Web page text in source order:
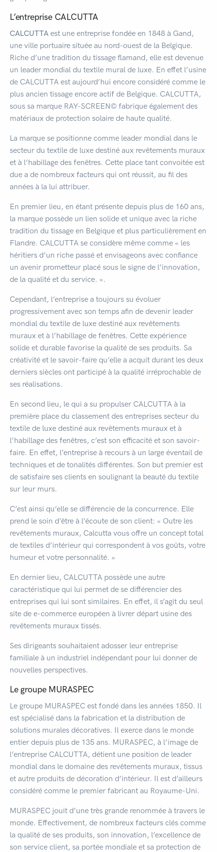
L’entreprise CALCUTTA
CALCUTTA est une entreprise fondée en 1848 à Gand,
une ville portuaire située au nord-ouest de la Belgique.
Riche d’une tradition du tissage flamand, elle est devenue
un leader mondial du textile mural de luxe. En effet l’usine
de CALCUTTA est aujourd’hui encore considéré comme le
plus ancien tissage encore actif de Belgique. CALCUTTA,
sous sa marque RAY-SCREEN© fabrique également des
matériaux de protection solaire de haute qualité.
La marque se positionne comme leader mondial dans le
secteur du textile de luxe destiné aux revêtements muraux
et à l’habillage des fenêtres. Cette place tant convoitée est
due a de nombreux facteurs qui ont réussit, au fil des
années à la lui attribuer.
En premier lieu, en étant présente depuis plus de 160 ans,
la marque possède un lien solide et unique avec la riche
tradition du tissage en Belgique et plus particulièrement en
Flandre. CALCUTTA se considère même comme « les
héritiers d’un riche passé et envisageons avec confiance
un avenir prometteur placé sous le signe de l’innovation,
de la qualité et du service. ».
Cependant, l’entreprise a toujours su évoluer
progressivement avec son temps afin de devenir leader
mondial du textile de luxe destiné aux revêtements
muraux et à l’habillage de fenêtres. Cette expérience
solide et durable favorise la qualité de ses produits. Sa
créativité et le savoir-faire qu’elle a acquit durant les deux
derniers siècles ont participé à la qualité irréprochable de
ses réalisations.
En second lieu, le qui a su propulser CALCUTTA à la
première place du classement des entreprises secteur du
textile de luxe destiné aux revêtements muraux et à
l’habillage des fenêtres, c’est son efficacité et son savoir-
faire. En effet, l’entreprise à recours à un large éventail de
techniques et de tonalités différentes. Son but premier est
de satisfaire ses clients en soulignant la beauté du textile
sur leur murs.
C’est ainsi qu’elle se différencie de la concurrence. Elle
prend le soin d’être à l’écoute de son client: « Outre les
revêtements muraux, Calcutta vous offre un concept total
de textiles d’intérieur qui correspondent à vos goûts, votre
humeur et votre personnalité. »
En dernier lieu, CALCUTTA possède une autre
caractéristique qui lui permet de se différencier des
entreprises qui lui sont similaires. En effet, il s’agit du seul
site de e-commerce européen à livrer départ usine des
revêtements muraux tissés.
Ses dirigeants souhaitaient adosser leur entreprise
familiale à un industriel indépendant pour lui donner de
nouvelles perspectives.
Le groupe MURASPEC
Le groupe MURASPEC est fondé dans les années 1850. Il
est spécialisé dans la fabrication et la distribution de
solutions murales décoratives. Il exerce dans le monde
entier depuis plus de 135 ans. MURASPEC, à l’image de
l’entreprise CALCUTTA, détient une position de leader
mondial dans le domaine des revêtements muraux, tissus
et autre produits de décoration d’intérieur. Il est d’ailleurs
considéré comme le premier fabricant au Royaume-Uni.
MURASPEC jouit d’une très grande renommée à travers le
monde. Effectivement, de nombreux facteurs clés comme
la qualité de ses produits, son innovation, l’excellence de
son service client, sa portée mondiale et sa protection de